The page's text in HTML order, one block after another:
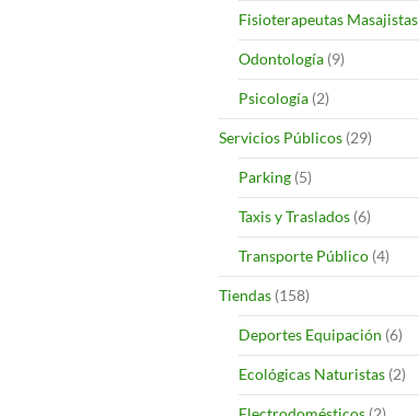
Fisioterapeutas Masajistas
Odontología (9)
Psicología (2)
Servicios Públicos (29)
Parking (5)
Taxis y Traslados (6)
Transporte Público (4)
Tiendas (158)
Deportes Equipación (6)
Ecológicas Naturistas (2)